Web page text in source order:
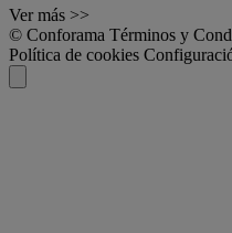
Ver más >>
© Conforama Términos y
Política de cookies